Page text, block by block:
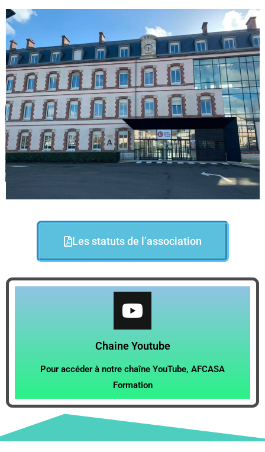
Les statuts de l’association
Chaine Youtube
Pour accéder à notre chaîne YouTube, AFCASA
Formation